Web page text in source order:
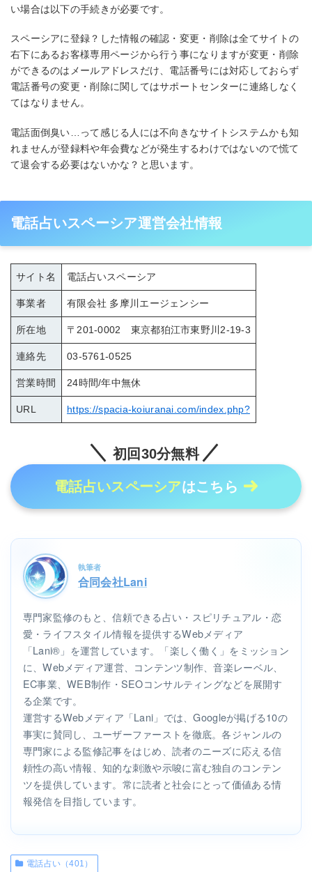
い場合は以下の手続きが必要です。
スペーシアに登録？した情報の確認・変更・削除は全てサイトの
右下にあるお客様専用ページから行う事になりますが変更・削除
ができるのはメールアドレスだけ、電話番号には対応しておらず
電話番号の変更・削除に関してはサポートセンターに連絡しなく
てはなりません。
電話面倒臭い…って感じる人には不向きなサイトシステムかも知
れませんが登録料や年会費などが発生するわけではないので慌て
て退会する必要はないかな？と思います。
電話占いスペーシア運営会社情報
サイト名 電話占いスペーシア
事業者 有限会社 多摩川エージェンシー
所在地 〒201-0002 東京都狛江市東野川2-19-3
連絡先 03-5761-0525
営業時間 24時間/年中無休
URL https://spacia-koiuranai.com/index.php?
初回30分無料
電話占いスペーシアはこちら
執筆者
合同会社Lani
専門家監修のもと、信頼できる占い・スピリチュアル・恋
愛・ライフスタイル情報を提供するWebメディア
「Lani®」を運営しています。「楽しく働く」をミッション
に、Webメディア運営、コンテンツ制作、音楽レーベル、
EC事業、WEB制作・SEOコンサルティングなどを展開す
る企業です。
運営するWebメディア「Lani」では、Googleが掲げる10の
事実に賛同し、ユーザーファーストを徹底。各ジャンルの
専門家による監修記事をはじめ、読者のニーズに応える信
頼性の高い情報、知的な刺激や示唆に富む独自のコンテン
ツを提供しています。常に読者と社会にとって価値ある情
報発信を目指しています。
電話占い（401）